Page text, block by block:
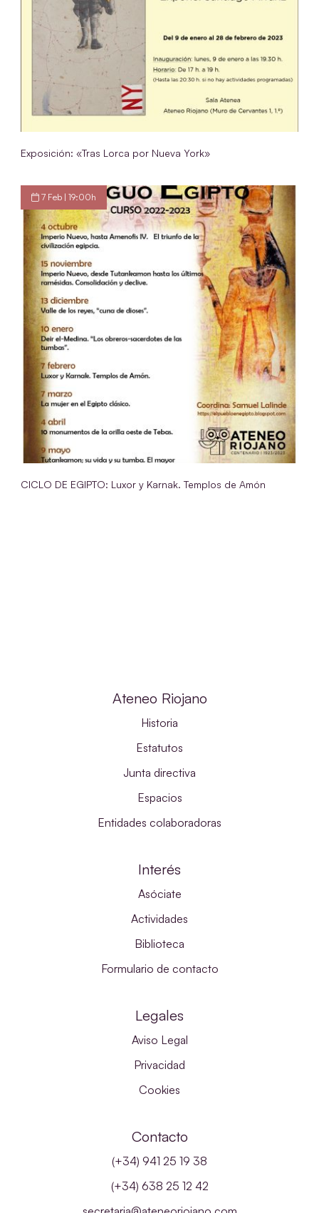
Exposición: «Tras Lorca por Nueva York»
7 Feb | 19:00h
CICLO DE EGIPTO: Luxor y Karnak. Templos de Amón
Ateneo Riojano
Historia
Estatutos
Junta directiva
Espacios
Entidades colaboradoras
Interés
Asóciate
Actividades
Biblioteca
Formulario de contacto
Legales
Aviso Legal
Privacidad
Cookies
Contacto
(+34) 941 25 19 38
(+34) 638 25 12 42